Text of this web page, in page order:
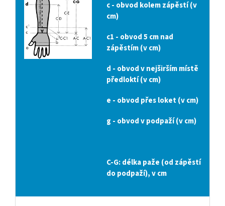
c - obvod kolem zápěstí (v
cm)
c1 - obvod 5 cm nad
zápěstím (v cm)
d - obvod v nejširším místě
předloktí (v cm)
e - obvod přes loket (v cm)
g - obvod v podpaží (v cm)
C-G: délka paže (od zápěstí
do podpaží), v cm